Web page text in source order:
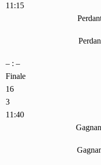
11:15
– : –
Finale
16
3
11:40